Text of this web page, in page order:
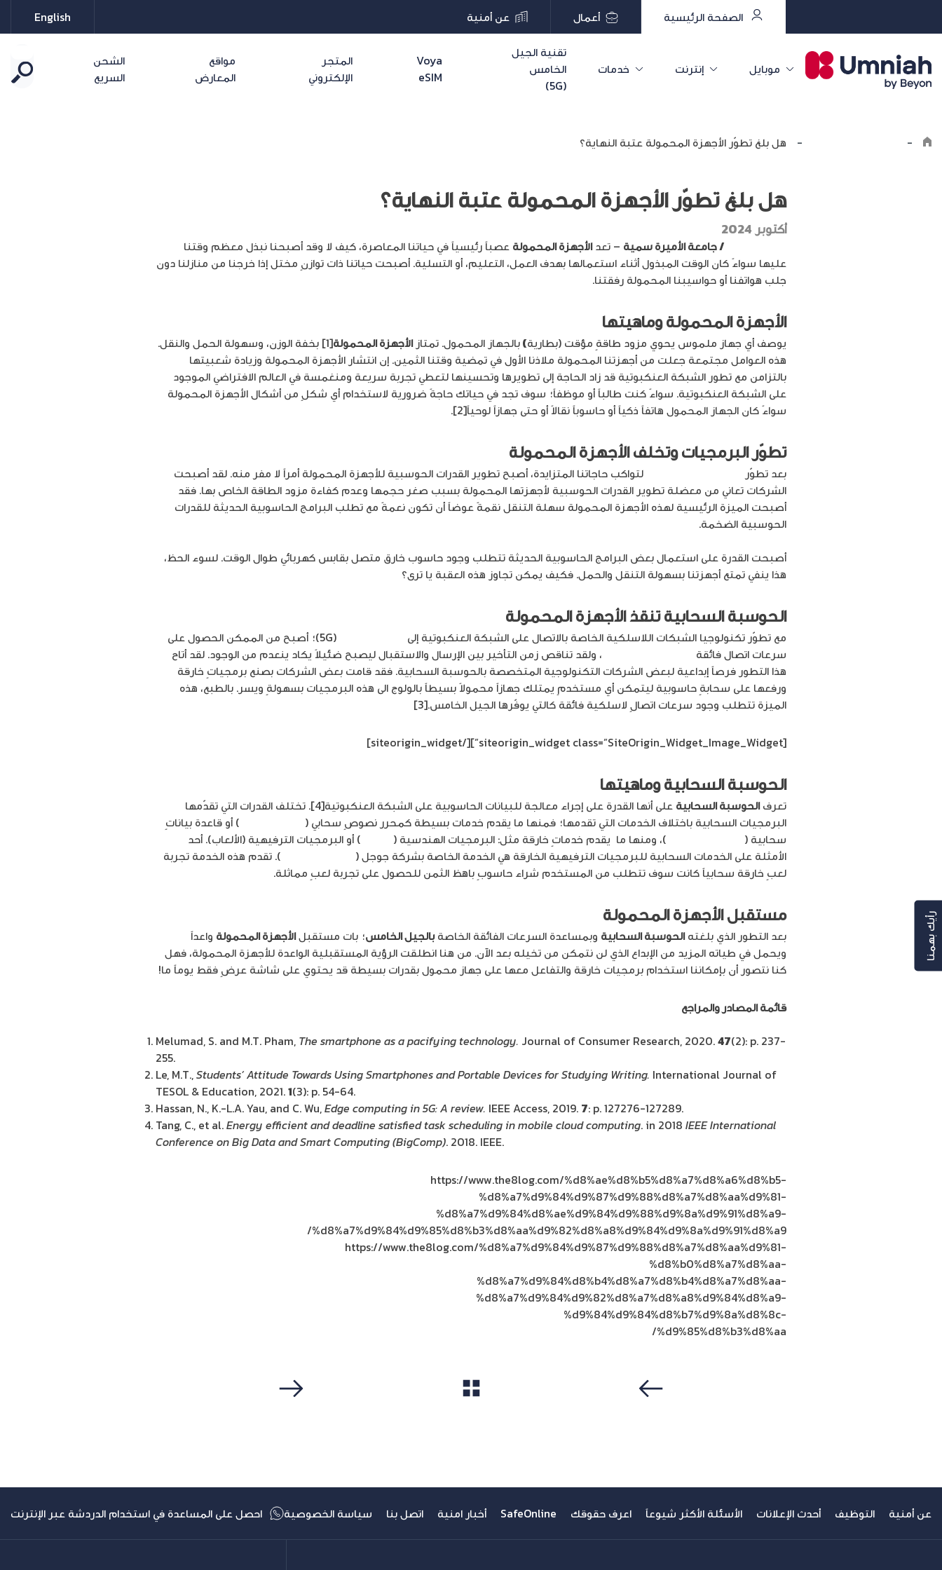
الصفحة الرئيسية أعمال عن أمنية English
موبايل إنترنت خدمات
تقنية الجيل
الخامس
(5G)
Voya
eSIM
المتجر
الإلكتروني
مواقع
المعارض
الشحن
السريع
-
- هل بلغ تطوّر الأجهزة المحمولة عتبة النهاية؟
هل بلغ تطوّر الأجهزة المحمولة عتبة النهاية؟
أكتوبر 2024
/ جامعة الأميرة سمية – تعدالأجهزة المحمولة عصباً رئيسياً في حياتنا المعاصرة، كيف لا وقد أصبحنا نبذل معظم وقتنا
عليها سواءً كان الوقت المبذول أثناء استعمالها بهدف العمل، التعليم، أو التسلية. أصبحت حياتنا ذات توازنٍ مختل إذا خرجنا من منازلنا دون
جلب هواتفنا أو حواسيبنا المحمولة رفقتنا.
الأجهزة المحمولة وماهيتها
يوصف أي جهاز ملموس يحوي مزود طاقةٍ مؤقت (بطارية)بالجهاز المحمول. تمتازالأجهزة المحمولة [1] بخفة الوزن، وسهولة الحمل والنقل.
هذه العوامل مجتمعة جعلت من أجهزتنا المحمولة ملاذنا الأول في تمضية وقتنا الثمين. إن انتشار الأجهزة المحمولة وزيادة شعبيتها
بالتزامن مع تطور الشبكة العنكبوتية قد زاد الحاجة إلى تطويرها وتحسينها لتعطي تجربة سريعة ومنغمسة في العالم الافتراضي الموجود
على الشبكة العنكبوتية. سواءً كنت طالباً أو موظفاً؛ سوف تجد في حياتك حاجةً ضرورية لاستخدام أي شكلٍ من أشكال الأجهزة المحمولة
سواءً كان الجهاز المحمول هاتفاً ذكياً أو حاسوباً نقالاً أو حتى جهازاً لوحياً[2].
تطوّر البرمجيات وتخلف الأجهزة المحمولة
بعد تطوّر
لتواكب حاجاتنا المتزايدة، أصبح تطوير القدرات الحوسبية للأجهزة المحمولة أمراً لا مفر منه. لقد أصبحت
الشركات تعاني من معضلة تطوير القدرات الحوسبية لأجهزتها المحمولة بسبب صغر حجمها وعدم كفاءة مزود الطاقة الخاص بها. فقد
أصبحت الميزة الرئيسية لهذه الأجهزة المحمولة سهلة التنقل نقمةً عوضاً أن تكون نعمةً مع تطلب البرامج الحاسوبية الحديثة للقدرات
الحوسبية الضخمة.
أصبحت القدرة على استعمال بعض البرامج الحاسوبية الحديثة تتطلب وجود حاسوب خارق متصل بقابس كهربائي طوال الوقت. لسوء الحظ،
هذا ينفي تمتع أجهزتنا بسهولة التنقل والحمل. فكيف يمكن تجاوز هذه العقبة يا ترى؟
الحوسبة السحابية تنقذ الأجهزة المحمولة
مع تطوّر تكنولوجيا الشبكات اللاسلكية الخاصة بالاتصال على الشبكة العنكبوتية إلى
(5G)؛ أصبح من الممكن الحصول على
سرعات اتصال فائقة
، ولقد تناقص زمن التأخير بين الإرسال والاستقبال ليصبح ضئيلاً يكاد ينعدم من الوجود. لقد أتاح
هذا التطور فرصاً إبداعية لبعض الشركات التكنولوجية المتخصصة بالحوسبة السحابية. فقد قامت بعض الشركات بصنع برمجياتٍ خارقة
ورفعها على سحابةٍ حاسوبية ليتمكن أي مستخدمٍ يمتلك جهازاً محمولاً بسيطاً بالولوج الى هذه البرمجيات بسهولةٍ ويسر. بالطبع، هذه
الميزة تتطلب وجود سرعات اتصالٍ لاسلكية فائقة كالتي يوفّرها الجيل الخامس.[3]
[siteorigin_widget class=”SiteOrigin_Widget_Image_Widget”]
[/siteorigin_widget]
الحوسبة السحابية وماهيتها
تعرفالحوسبة السحابية
على أنها القدرة على إجراء معالجة للبيانات الحاسوبية على الشبكة العنكبوتية[4]. تختلف القدرات التي تقدّمها
البرمجيات السحابية باختلاف الخدمات التي تقدمها؛ فمنها ما يقدم خدمات بسيطة كمحرر نصوصٍ سحابي (
) أو قاعدة بياناتٍ
سحابية (
)، ومنها ما يقدم خدماتٍ خارقة مثل: البرمجيات الهندسية (
) أو البرمجيات الترفيهية (الألعاب). أحد
الأمثلة على الخدمات السحابية للبرمجيات الترفيهية الخارقة هي الخدمة الخاصة بشركة جوجل (
). تقدم هذه الخدمة تجربة
لعبٍ خارقة سحابياً كانت سوف تتطلب من المستخدم شراء حاسوبٍ باهظ الثمن للحصول على تجربة لعبٍ مماثلة.
مستقبل الأجهزة المحمولة
بعد التطور الذي بلغتهالحوسبة السحابية وبمساعدة السرعات الفائقة الخاصةبالجيل الخامس؛ بات مستقبلالأجهزة المحمولة واعداً
ويحمل في طياته المزيد من الإبداع الذي لن نتمكن من تخيله بعد الآن. من هنا انطلقت الرؤية المستقبلية الواعدة للأجهزة المحمولة، فهل
كنا نتصور أن بإمكاننا استخدام برمجيات خارقة والتفاعل معها على جهاز محمول بقدرات بسيطة قد يحتوي على شاشة عرضٍ فقط يوماً ما!
قائمة المصادر والمراجع
Melumad, S. and M.T. Pham, The smartphone as a pacifying technology. Journal of Consumer Research, 2020.47(2): p. 237-
255.
Le, M.T.,Students’ Attitude Towards Using Smartphones and Portable Devices for Studying Writing. International Journal of
TESOL & Education, 2021.1(3): p. 54-64.
Hassan, N., K.-L.A. Yau, and C. Wu,Edge computing in 5G: A review. IEEE Access, 2019. 7: p. 127276-127289.
Tang, C., et al.Energy efficient and deadline satisfied task scheduling in mobile cloud computing. in 2018 IEEE International
Conference on Big Data and Smart Computing (BigComp). 2018. IEEE.
https://www.the8log.com/%d8%ae%d8%b5%d8%a7%d8%a6%d8%b5-
%d8%a7%d9%84%d9%87%d9%88%d8%a7%d8%aa%d9%81-
%d8%a7%d9%84%d8%ae%d9%84%d9%88%d9%8a%d9%91%d8%a9-
%d8%a7%d9%84%d9%85%d8%b3%d8%aa%d9%82%d8%a8%d9%84%d9%8a%d9%91%d8%a9/
https://www.the8log.com/%d8%a7%d9%84%d9%87%d9%88%d8%a7%d8%aa%d9%81-
%d8%b0%d8%a7%d8%aa-
%d8%a7%d9%84%d8%b4%d8%a7%d8%b4%d8%a7%d8%aa-
%d8%a7%d9%84%d9%82%d8%a7%d8%a8%d9%84%d8%a9-
%d9%84%d9%84%d8%b7%d9%8a%d8%8c-
%d9%85%d8%b3%d8%aa/
عن أمنية التوظيف أحدث الإعلانات الأسئلة الأكثر شيوعاً اعرف حقوقك SafeOnline أخبار امنية اتصل بنا سياسة الخصوصية احصل على المساعدة في استخدام الدردشة عبر الإنترنت
رأيك بهمنا